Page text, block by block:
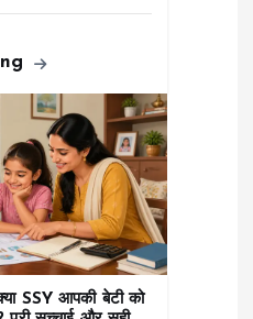
SSY आपकी बेटी को